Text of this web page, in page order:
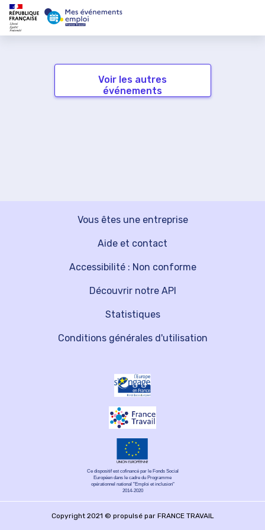
Voir les autres
événements
Vous êtes une entreprise
Découvrir notre API
Aide et contact
Statistiques
Accessibilité : Non conforme
Conditions générales d'utilisation
Ce dispositif est cofinancé par le Fonds Social
Européen dans le cadre du Programme
opérationnel national "Emploi et inclusion"
2014-2020
Copyright 2021 © propulsé par FRANCE TRAVAIL